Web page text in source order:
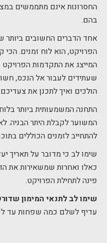
החסרונות אינם מתממשים
בהם.
אחד הדברים החשובים ביותר
הפרויקט, הוא לוח זמנים. הכי
המייצג את התקדמות הפרויקט
שעתידים לעבור אל הנכס,
הולכים ואיך לתכנן את
התחנה המשמעותית ביותר
המשוער לקבלת היתר הבניה.
להתחייב לזמנים הכוללים
שימו לב כי מדובר על תאריך
כאלו ואחרות שמשאירות את
פינה לתחילת הפרויקט.
שימו לב לתנאי המימון
עדיף לשלם כמה שפחות עד